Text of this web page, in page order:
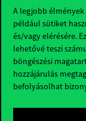
A legjobb
például sütiket
és/vagy elérésére.
lehetővé teszi
böngészési
hozzájárulás
befolyásolhat
Hasznos linkek
Nyitvatartás